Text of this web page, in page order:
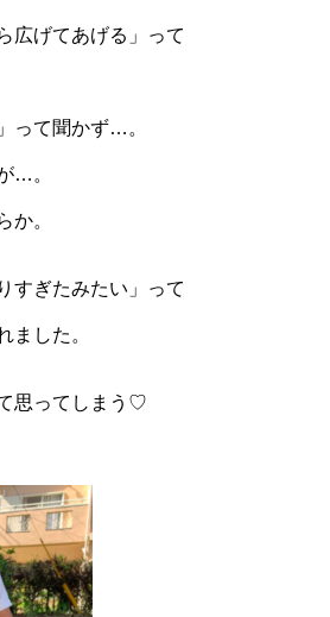
広げてあげる」って
って聞かず…。
…。
か。
すぎたみたい」って
ました。
思ってしまう♡